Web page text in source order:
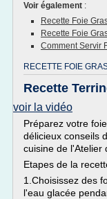
Voir également :
Recette Foie
Recette Foie
Comment Servir
RECETTE FOIE
Recette
voir la vidéo
Préparez votre
délicieux conseils
cuisine de l'Atelier
Etapes de la
1.Choisissez des
l'eau glacée